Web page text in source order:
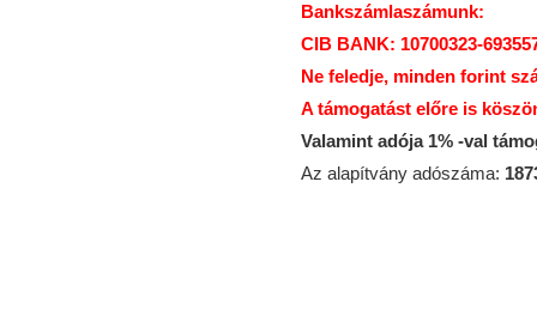
Bankszámlaszámunk:
CIB BANK: 10700323-
Ne feledje, minden forint
A támogatást előre is
Valamint adója 1% -val
Az alapítvány adószáma: